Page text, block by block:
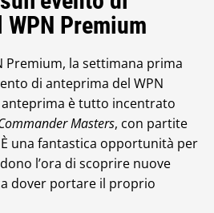
Premium
Premium, la settimana prima
di anteprima del WPN
anteprima è tutto incentrato
Masters, con partite
una fantastica opportunità per
l’ora di scoprire nuove
dover portare il proprio